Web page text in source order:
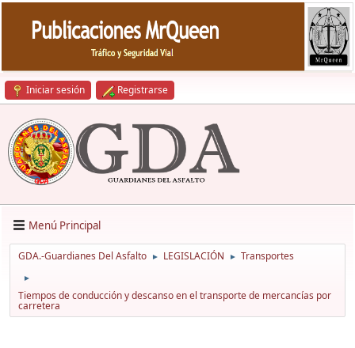
Iniciar sesión Registrarse
Menú Principal
GDA.-Guardianes Del Asfalto ► LEGISLACIÓN ► Transportes
►
Tiempos de conducción y descanso en el transporte de mercancías por
carretera